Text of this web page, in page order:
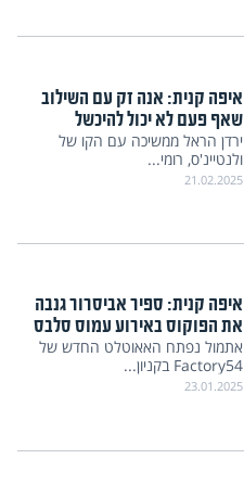
איפה קנית: אנה זק עם השילוב
שאף פעם לא יכול להיכשל
ירדן הראל ממשיכה עם הקו של
ולנטיינ'ס, רומי...
21.02.2025
איפה קנית: ספיר אביסרור גנבה
את הפוקוס באירוע עמוס סלבס
אתמול נפתח האאוטלט החדש של
Factory54 בקניון...
23.01.2025